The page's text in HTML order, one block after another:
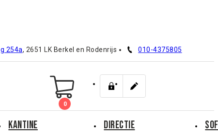
254a, 2651 LK Berkel en Rodenrijs 010-4375805
0
KANTINE DIRECTIE